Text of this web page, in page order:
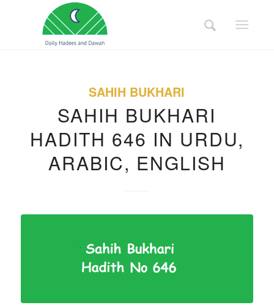
SAHIH BUKHARI
SAHIH BUKHARI
HADITH 646 IN URDU,
ARABIC, ENGLISH